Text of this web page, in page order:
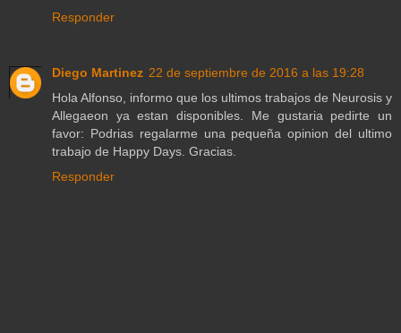
Responder
Diego Martinez 22 de septiembre de 2016 a las 19:28
Hola Alfonso, informo que los ultimos trabajos de Neurosis y
Allegaeon ya estan disponibles. Me gustaria pedirte un
favor: Podrias regalarme una pequeña opinion del ultimo
trabajo de Happy Days. Gracias.
Responder